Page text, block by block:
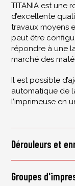
TITANIA est une
d’excellente
travaux moyens
peut être
répondre à une
marché des
Il est possible
automatique de
l’imprimeuse en
Dérouleurs et
Groupes